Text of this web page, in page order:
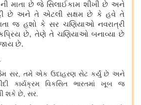
માતા છે જે સિલાઈકામ શીખી છે અને
છે અને તે એટલી સક્ષમ છે કે હવે તે
જ હશો કે સર ચણિયાઓ નવરાત્રી
છે, તેણે તે ચણિયાઓ બનાવ્યા છે
છે.
.
સર, તમે એક ઉદાહરણસેટ કર્યું છે અને
કાર્યક્રમ વિકસિત ભારતમાં ખૂબ જ
શકે છે, સર.